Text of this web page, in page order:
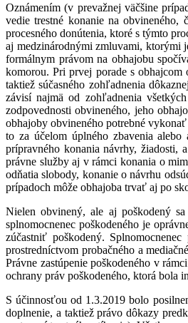
Oznámením (v prevažnej väčšine
vedie trestné konanie na obvineného,
procesného donútenia, ktoré s týmto
aj medzinárodnými zmluvami, ktorými
formálnym právom na obhajobu
komorou. Pri prvej porade s
taktiež súčasného zohľadnenia
závisí najmä od zohľadnenia
zodpovednosti obvineného, jeho
obhajoby obvineného potrebné
to za účelom úplného zbavenia
prípravného konania návrhy, žiadosti,
právne služby aj v rámci konania o
odňatia slobody, konanie o návrhu
prípadoch môže obhajoba trvať aj po
Nielen obvinený, ale aj poškodený
splnomocnenec poškodeného je
zúčastniť poškodený.
prostredníctvom probačného a
Právne zastúpenie poškodeného v
ochrany práv poškodeného, ktorá bola
S účinnosťou od 1.3.2019 bolo
doplnenie, a taktiež právo dôkazy